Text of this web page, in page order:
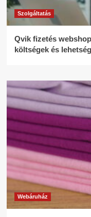
Szolgáltatás
Qvik fizetés
költségek és
Webáruház